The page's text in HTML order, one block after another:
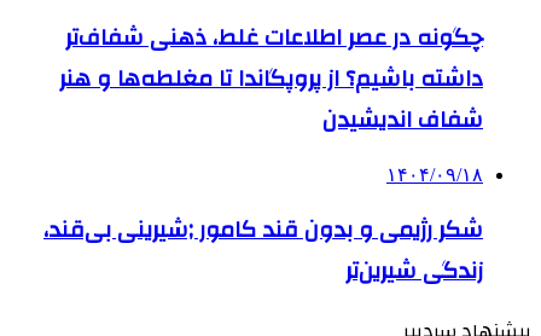
چگونه در عصر اطلاعات غلط، ذهنی شفاف‌تر
داشته باشیم؟ از پروپگاندا تا مغلطه‌ها و هنر
شفاف اندیشیدن
۱۴۰۴/۰۹/۱۸
شکر رژیمی و بدون قند کامور ;شیرینی بی‌قند،
زندگی شیرین‌تر